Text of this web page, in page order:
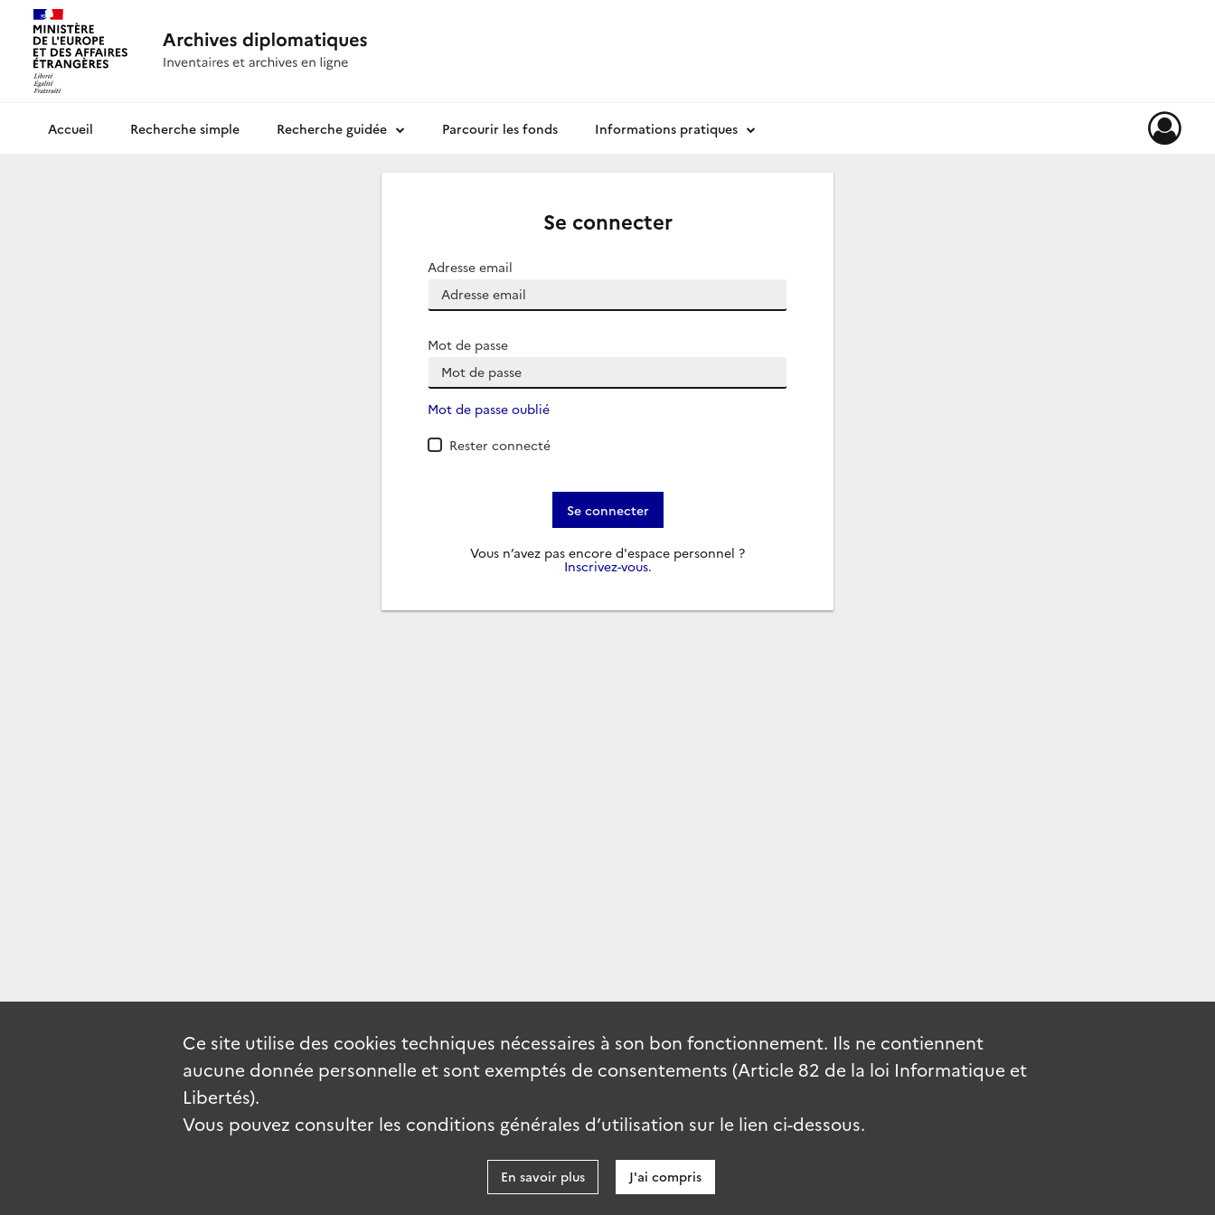
Archives diplomatiquesRecherche simple Recherche guidée Parcourir les fonds Informations pratiques
Se connecter
Adresse email
Mot de passe
Mot de passe oublié
Rester connecté
Se connecter
Vous n’avez pas encore d'espace personnel ?
Inscrivez-vous.
Ce site utilise des cookies techniques nécessaires à son bon fonctionnement. Ils ne contiennent
aucune donnée personnelle et sont exemptés de consentements (Article 82 de la loi Informatique et
Libertés).
Vous pouvez consulter les conditions générales d’utilisation sur le lien ci-dessous.
En savoir plus J'ai compris